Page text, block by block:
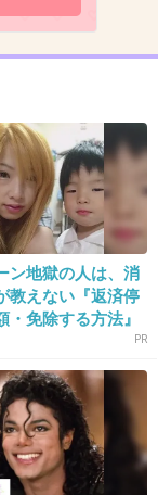
はないので、
がほとんどで
思います
になってく
ン地獄の人は、消
教えない『返済停
・免除する方法』
PR